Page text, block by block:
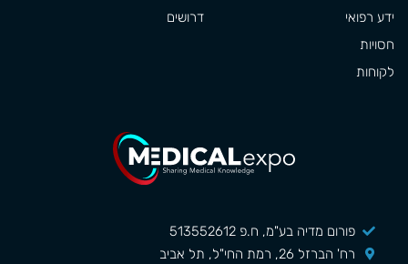
פורום מדיה בע"מ, ח.פ 513552612
רח' הברזל 26, רמת החי"ל, תל אביב
ידע רפואי
חסויות
לקוחות
דרושים